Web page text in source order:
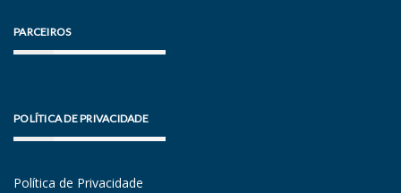
PARCEIROS
POLÍTICA DE PRIVACIDADE
Política de Privacidade